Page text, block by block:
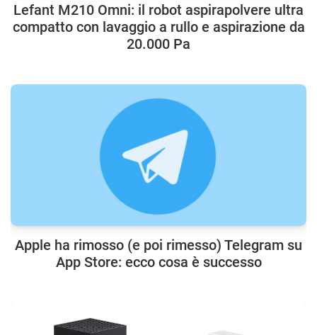
Lefant M210 Omni: il robot aspirapolvere ultra
compatto con lavaggio a rullo e aspirazione da
20.000 Pa
Apple ha rimosso (e poi rimesso) Telegram su
App Store: ecco cosa è successo